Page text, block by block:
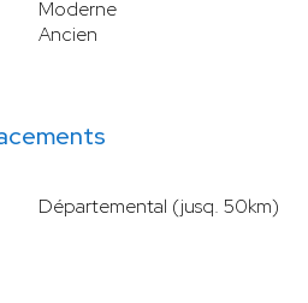
Moderne
Ancien
Départemental (jusq. 50km)